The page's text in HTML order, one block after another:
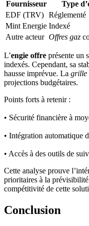
Fournisseur Type
EDF (TRV) Réglementé
Mint Energie Indexé
Autre acteur Offres gaz
L’engie offre présente un
indexés. Cependant, sa
hausse imprévue. La grille
projections budgétaires.
Points forts à retenir :
• Sécurité financière à
• Intégration automatique
• Accès à des outils de
Cette analyse prouve
prioritaires à la
compétitivité de cette
Conclusion